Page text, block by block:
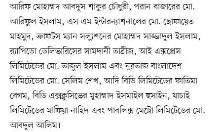
আরিফ মোহাম্মদ আবদুস শাকুর চৌধুরী, পরান বাজারের মো.
আরিফুল ইসলাম, এস এম ইন্টারন্যাশনালের মো. ছোফায়েত
মাহমুদ, ক্রাফটস ম্যান সল্যুশনের মোহাম্মদ সাজ্জাদুল ইসলাম,
র‍্যাপিডো ডেলিভারিসের সামদানী তাব্রীজ, আই এক্সপ্রেস
লিমিটেডের মো. তাজুল ইসলাম এবং নুরতাজ বাংলাদেশ
লিমিটেডের মো. সেলিম শেখ, আদি বিডি লিমিটেডের ফাতিমা
বেগম, বিডি এক্সক্লুসিভের মুহাম্মাদ ইসমাইল হুসাইন, যাচাই
লিমিটেডের মাফিয়া নাহিদ এবং পাবলিক্স মেট্রো লিমিটেডের মো.
আবদুল আলিম।